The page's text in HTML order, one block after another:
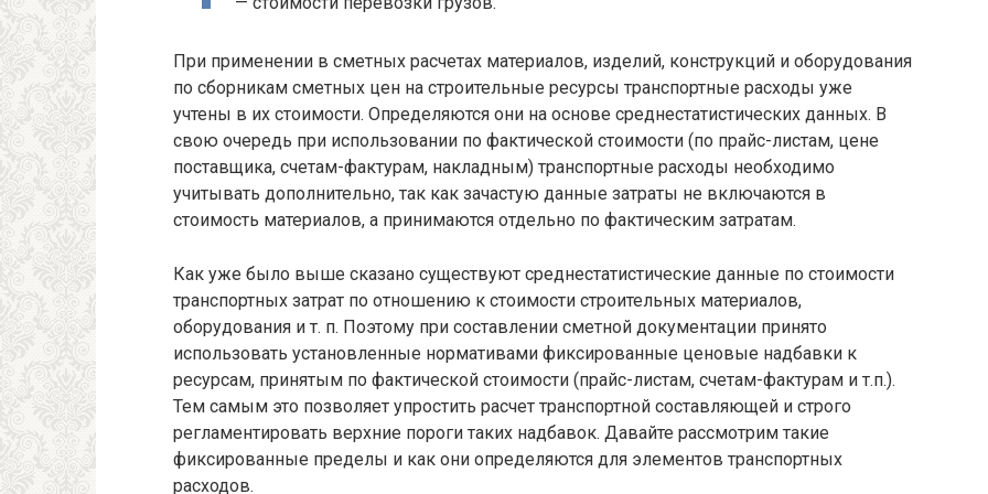
При применении в сметных расчетах материалов, изделий, конструкций и оборудования
по сборникам сметных цен на строительные ресурсы транспортные расходы уже
учтены в их стоимости. Определяются они на основе среднестатистических данных. В
свою очередь при использовании по фактической стоимости (по прайс-листам, цене
поставщика, счетам-фактурам, накладным) транспортные расходы необходимо
учитывать дополнительно, так как зачастую данные затраты не включаются в
стоимость материалов, а принимаются отдельно по фактическим затратам.
Как уже было выше сказано существуют среднестатистические данные по стоимости
транспортных затрат по отношению к стоимости строительных материалов,
оборудования и т. п. Поэтому при составлении сметной документации принято
использовать установленные нормативами фиксированные ценовые надбавки к
ресурсам, принятым по фактической стоимости (прайс-листам, счетам-фактурам и т.п.).
Тем самым это позволяет упростить расчет транспортной составляющей и строго
регламентировать верхние пороги таких надбавок. Давайте рассмотрим такие
фиксированные пределы и как они определяются для элементов транспортных
расходов.